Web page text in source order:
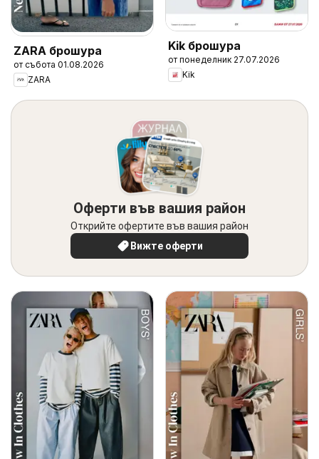
ZARA брошура
от събота 01.08.2026
ZARA
Kik брошура
от понеделник 27.07.2026
Kik
Оферти във вашия район
Открийте офертите във вашия район
Вижте оферти